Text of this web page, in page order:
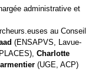
administrative et
au Conseil
(ENSAPVS, Lavue-
Charlotte
(UGE, ACP)